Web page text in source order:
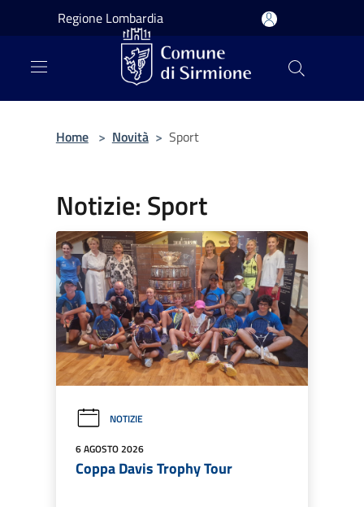
Salta al contenuto principale
Regione Lombardia
Home > Novità > Sport
Notizie: Sport
NOTIZIE
6 AGOSTO 2026
Coppa Davis Trophy Tour